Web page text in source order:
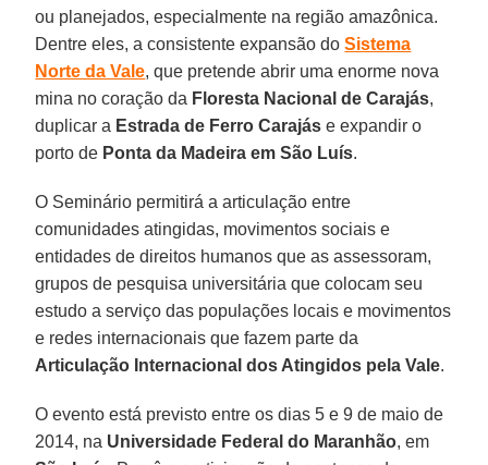
ou planejados, especialmente na região amazônica.
Dentre eles, a consistente expansão doSistema
Norte da Vale, que pretende abrir uma enorme nova
mina no coração da Floresta Nacional de Carajás,
duplicar a Estrada de Ferro Carajás e expandir o
porto de Ponta da Madeira em São Luís.
O Seminário permitirá a articulação entre
comunidades atingidas, movimentos sociais e
entidades de direitos humanos que as assessoram,
grupos de pesquisa universitária que colocam seu
estudo a serviço das populações locais e movimentos
e redes internacionais que fazem parte da
Articulação Internacional dos Atingidos pela Vale.
O evento está previsto entre os dias 5 e 9 de maio de
2014, na Universidade Federal do Maranhão, em